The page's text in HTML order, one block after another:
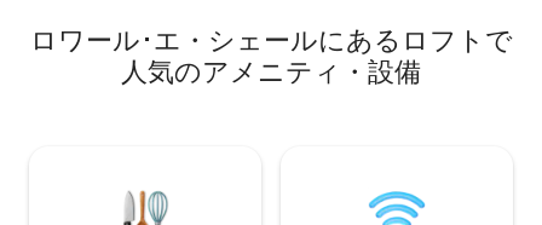
ロワール･エ・シェールにあるロフトで
人気のアメニティ・設備